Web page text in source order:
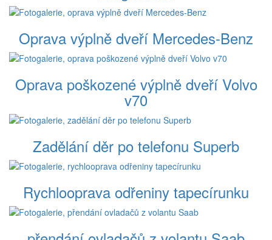
Oprava výplně dveří Mercedes-Benz
Oprava poškozené výplně dveří Volvo
v70
Zadělání děr po telefonu Superb
Rychlooprava odřeniny tapecírunku